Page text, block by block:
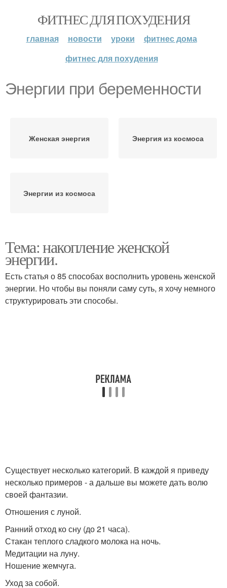
ФИТНЕС ДЛЯ ПОХУДЕНИЯ
главная новости уроки
фитнес дома
фитнес для похудения
Энергии при беременности
Женская энергия Энергия из космоса
Энергии из космоса
Тема: накопление женской
энергии.
Есть статья о 85 способах восполнить уровень женской
энергии. Но чтобы вы поняли саму суть, я хочу немного
структурировать эти способы.
Существует несколько категорий. В каждой я приведу
несколько примеров - а дальше вы можете дать волю
своей фантазии.
Отношения с луной.
Ранний отход ко сну (до 21 часа).
Стакан теплого сладкого молока на ночь.
Медитации на луну.
Ношение жемчуга.
Уход за собой.